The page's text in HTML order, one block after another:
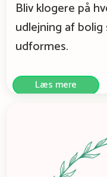
Bliv klogere på
udlejning af
udformes.
Læs mere